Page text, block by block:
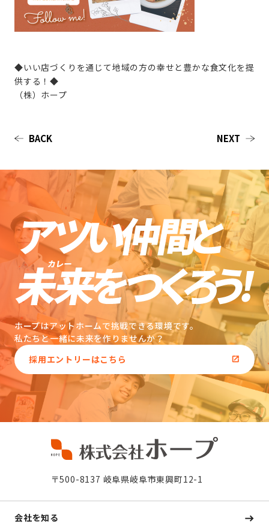
◆いい店づくりを通じて地域の方の幸せと豊かな食文化を提
供する！◆
（株）ホープ
BACK NEXT
ホープはアットホームで挑戦できる環境です。
私たちと一緒に未来を作りませんか？
採用エントリーはこちら
〒500-8137 岐阜県岐阜市東興町12-1
会社を知る